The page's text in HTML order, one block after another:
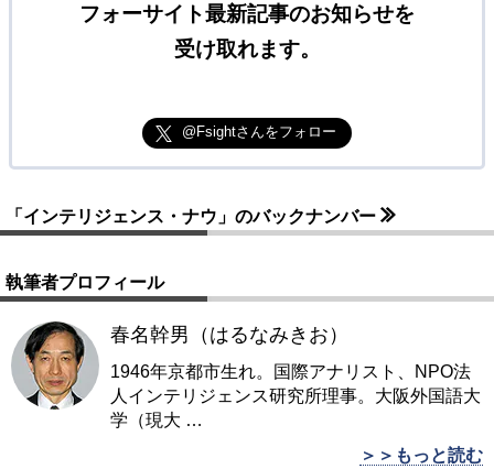
フォーサイト最新記事のお知らせを
受け取れます。
@Fsightさんをフォロー
「インテリジェンス・ナウ」のバックナンバー
執筆者プロフィール
春名幹男（はるなみきお）
1946年京都市生れ。国際アナリスト、NPO法
人インテリジェンス研究所理事。大阪外国語大
学（現大 …
＞＞もっと読む